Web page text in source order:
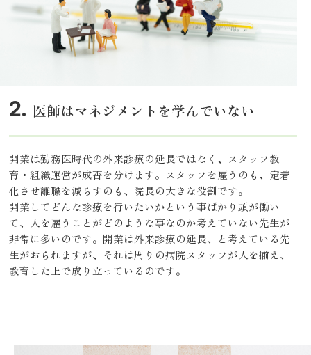
医師はマネジメントを学んでいない
開業は勤務医時代の外来診療の延長ではなく、スタッフ教
育・組織運営が成否を分けます。スタッフを雇うのも、定着
化させ離職を減らすのも、院長の大きな役割です。
開業してどんな診療を行いたいかという事ばかり頭が働い
て、人を雇うことがどのような事なのか考えていない先生が
非常に多いのです。開業は外来診療の延長、と考えている先
生がおられますが、それは周りの病院スタッフが人を揃え、
教育した上で成り立っているのです。